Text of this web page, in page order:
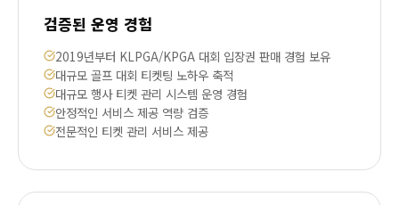
검증된 운영 경험
2019년부터 KLPGA/KPGA 대회 입장권 판매 경험 보유
대규모 골프 대회 티켓팅 노하우 축적
대규모 행사 티켓 관리 시스템 운영 경험
안정적인 서비스 제공 역량 검증
전문적인 티켓 관리 서비스 제공